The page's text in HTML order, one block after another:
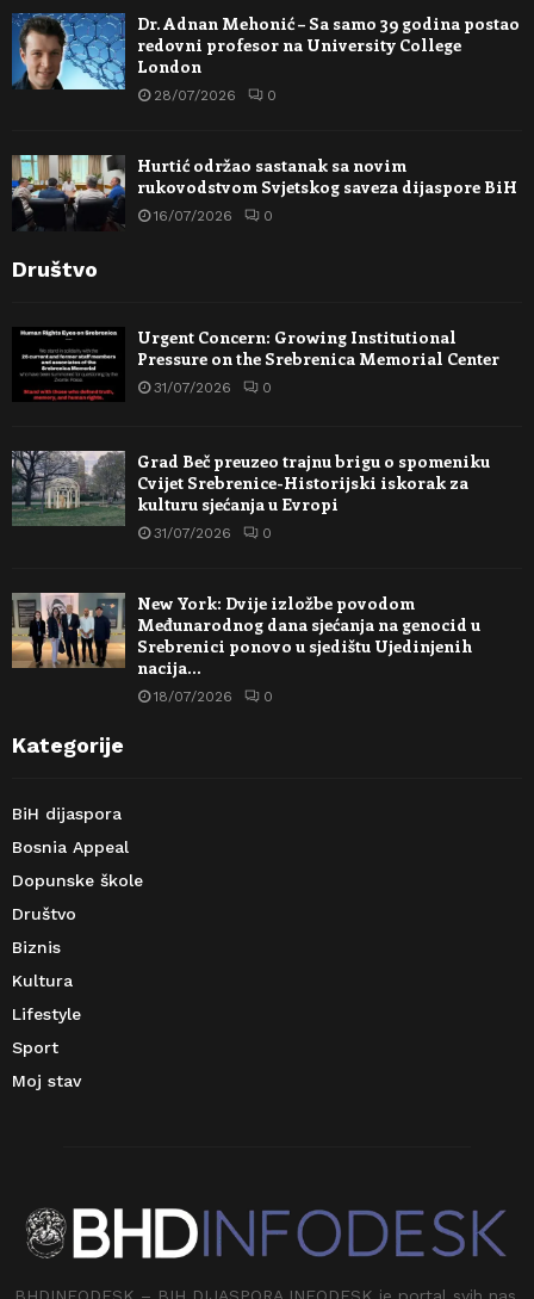
Dr. Adnan Mehonić – Sa samo 39 godina postao
redovni profesor na University College
London
28/07/2026 0
Hurtić održao sastanak sa novim
rukovodstvom Svjetskog saveza dijaspore BiH
16/07/2026 0
Društvo
Urgent Concern: Growing Institutional
Pressure on the Srebrenica Memorial Center
31/07/2026 0
Grad Beč preuzeo trajnu brigu o spomeniku
Cvijet Srebrenice-Historijski iskorak za
kulturu sjećanja u Evropi
31/07/2026 0
New York: Dvije izložbe povodom
Međunarodnog dana sjećanja na genocid u
Srebrenici ponovo u sjedištu Ujedinjenih
nacija…
18/07/2026 0
Kategorije
BiH dijaspora
Bosnia Appeal
Dopunske škole
Društvo
Biznis
Kultura
Lifestyle
Sport
Moj stav